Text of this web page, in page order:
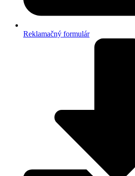
Reklamačný formulár